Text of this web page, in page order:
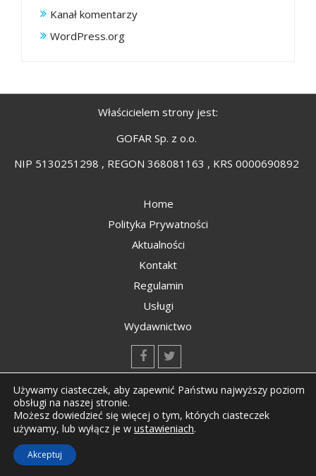
Kanał komentarzy
WordPress.org
Właścicielem strony jest:
GOFAR Sp. z o.o.
NIP 5130251298 , REGON 368081163 , KRS 0000690892
Home
Polityka Prywatności
Aktualności
Kontakt
Regulamin
Usługi
Wydawnictwo
Copyright © All rights reserved Kompozyty.net
Używamy ciasteczek, aby zapewnić Państwu najwyższy poziom
obsługi na naszej stronie.
Możesz dowiedzieć się więcej o tym, których ciasteczek
używamy, lub wyłącz je w ustawieniach.
Akceptuj